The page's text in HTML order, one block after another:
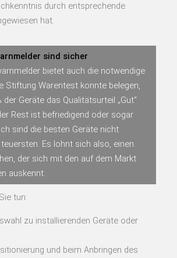
durch entsprechende
hat.
sind sicher
bietet auch die notwendige
Stiftung Warentest konnte belegen,
Geräte das Qualitätsurteil „Gut“
Rest ist befriedigend oder sogar
sind die besten Geräte nicht
Es lohnt sich also, einen
der sich mit den auf dem Markt
auskennt.
tun:
zu installierenden Geräte oder
und beim Anbringen des